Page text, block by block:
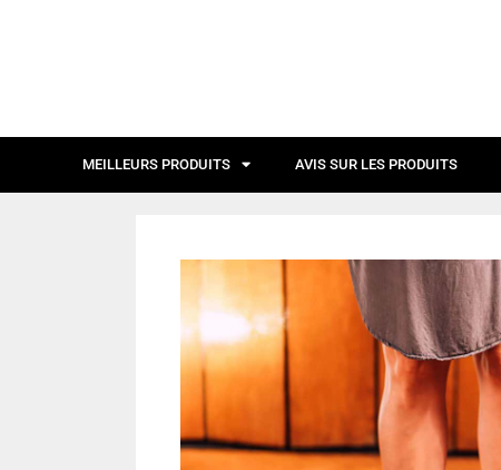
MEILLEURS PRODUITS AVIS SUR LES PRODUITS